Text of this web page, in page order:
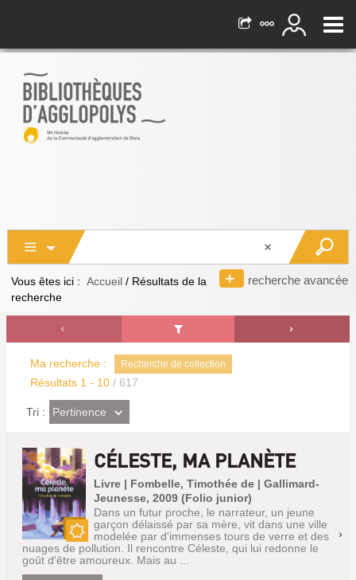
recherche avancée
Vous êtes ici : Accueil / Résultats de la
recherche
Ma recherche : Recherche de collection
Résultats 1 - 10 / 617
Tri : (Effet
imédiat)
Pertinence
Nouveauté
CÉLESTE, MA PLANÈTE
Livre | Fombelle, Timothée de | Gallimard-
Jeunesse, 2009 (Folio junior)
Dans un futur proche, le narrateur, un jeune
garçon délaissé par sa mère, vit dans une ville
modelée par d'immenses tours de verre et des
nuages de pollution. Il rencontre Céleste, qui lui redonne le
goût d'être amoureux. Mais au ...